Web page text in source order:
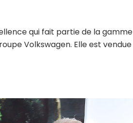
qui fait partie de la gamme
Volkswagen. Elle est vendue